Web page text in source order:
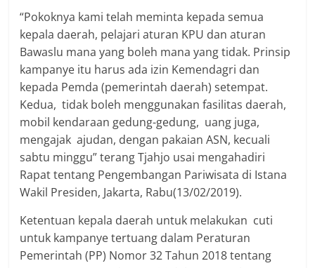
“Pokoknya kami telah meminta kepada semua
kepala daerah, pelajari aturan KPU dan aturan
Bawaslu mana yang boleh mana yang tidak. Prinsip
kampanye itu harus ada izin Kemendagri dan
kepada Pemda (pemerintah daerah) setempat.
Kedua, tidak boleh menggunakan fasilitas daerah,
mobil kendaraan gedung-gedung, uang juga,
mengajak ajudan, dengan pakaian ASN, kecuali
sabtu minggu” terang Tjahjo usai mengahadiri
Rapat tentang Pengembangan Pariwisata di Istana
Wakil Presiden, Jakarta, Rabu(13/02/2019).
Ketentuan kepala daerah untuk melakukan cuti
untuk kampanye tertuang dalam Peraturan
Pemerintah (PP) Nomor 32 Tahun 2018 tentang